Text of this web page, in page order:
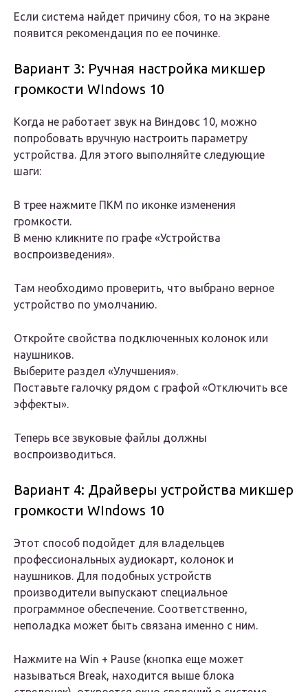
Если система найдет причину сбоя, то на экране
появится рекомендация по ее починке.
Вариант 3: Ручная настройка микшер
громкости WIndows 10
Когда не работает звук на Виндовс 10, можно
попробовать вручную настроить параметру
устройства. Для этого выполняйте следующие
шаги:
В трее нажмите ПКМ по иконке изменения
громкости.
В меню кликните по графе «Устройства
воспроизведения».
Там необходимо проверить, что выбрано верное
устройство по умолчанию.
Откройте свойства подключенных колонок или
наушников.
Выберите раздел «Улучшения».
Поставьте галочку рядом с графой «Отключить все
эффекты».
Теперь все звуковые файлы должны
воспроизводиться.
Вариант 4: Драйверы устройства микшер
громкости WIndows 10
Этот способ подойдет для владельцев
профессиональных аудиокарт, колонок и
наушников. Для подобных устройств
производители выпускают специальное
программное обеспечение. Соответственно,
неполадка может быть связана именно с ним.
Нажмите на Win + Pause (кнопка еще может
называться Break, находится выше блока